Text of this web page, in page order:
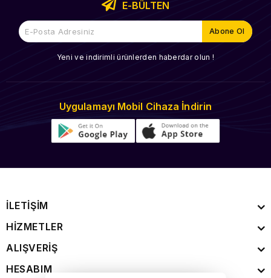
E-BÜLTEN
Yeni ve indirimli ürünlerden haberdar olun !
Uygulamayı Mobil Cihaza İndirin
İLETİŞİM
HİZMETLER
ALIŞVERİŞ
HESABIM